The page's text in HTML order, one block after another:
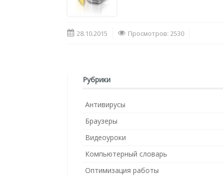
28.10.2015 Просмотров: 2530
Рубрики
Антивирусы
Браузеры
Видеоуроки
Компьютерный словарь
Оптимизация работы